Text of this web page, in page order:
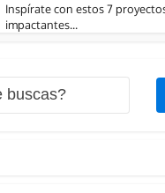
Inspírate con estos 7
impactantes...